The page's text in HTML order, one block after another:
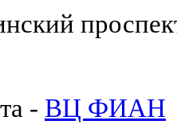
- ВЦ ФИАН